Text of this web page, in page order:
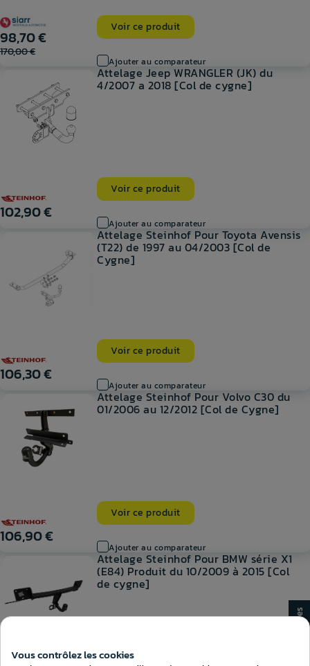
Ajouter au comparateur
170,00 €
98,70 €
Voir ce produit
Attelage Jeep WRANGLER (JK) du
4/2007 a 2018 [Col de cygne]
Ajouter au comparateur
102,90 €
Voir ce produit
Attelage Steinhof Pour Toyota Avensis
(T22) de 1997 au 04/2003 [Col de
Cygne]
Ajouter au comparateur
106,30 €
Voir ce produit
Attelage Steinhof Pour Volvo C30 du
01/2006 au 12/2012 [Col de Cygne]
Ajouter au comparateur
106,90 €
Voir ce produit
Attelage Steinhof Pour BMW série X1
(E84) Produit du 10/2009 à 2015 [Col
de cygne]
Vous contrôlez les cookies